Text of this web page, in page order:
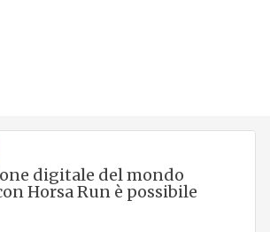
digitale del mondo
Horsa Run è possibile